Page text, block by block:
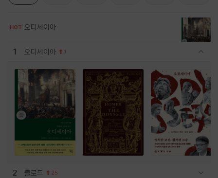
HOT 오디세이아
1 오디세이아 1
2 클로드 25